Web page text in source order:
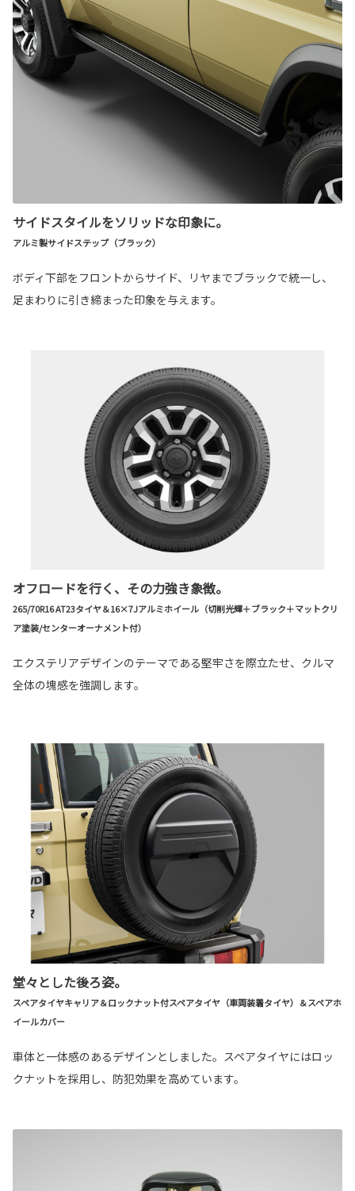
サイドスタイルをソリッドな印象に。
アルミ製サイドステップ（ブラック）
ボディ下部をフロントからサイド、リヤまでブラックで統一し、
足まわりに引き締まった印象を与えます。
オフロードを行く、その力強き象徴。
265/70R16 AT23タイヤ＆16×7Jアルミホイール（切削光輝＋ブラック＋マットクリ
ア塗装/センターオーナメント付）
エクステリアデザインのテーマである堅牢さを際立たせ、クルマ
全体の塊感を強調します。
堂々とした後ろ姿。
スペアタイヤキャリア＆ロックナット付スペアタイヤ（車両装着タイヤ）＆スペアホ
イールカバー
車体と一体感のあるデザインとしました。スペアタイヤにはロッ
クナットを採用し、防犯効果を高めています。